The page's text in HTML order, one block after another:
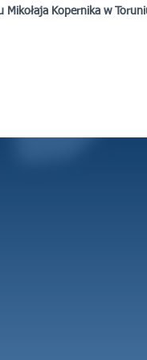
Kopernika w